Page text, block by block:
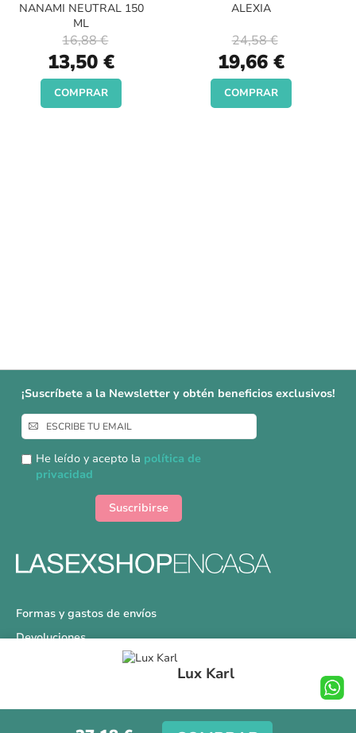
Lux Karl
NANAMI NEUTRAL 150
ML
Special
Price
13,50 €
16,88 €
COMPRAR
ALEXIA
Special
Price
19,66 €
24,58 €
COMPRAR
¡Suscríbete a la Newsletter y obtén beneficios exclusivos!
Inscríbase
a
nuestro
boletín
He leído y acepto la política de
privacidad
Suscribirse
Formas y gastos de envíos
Devoluciones
Nuestra Tienda